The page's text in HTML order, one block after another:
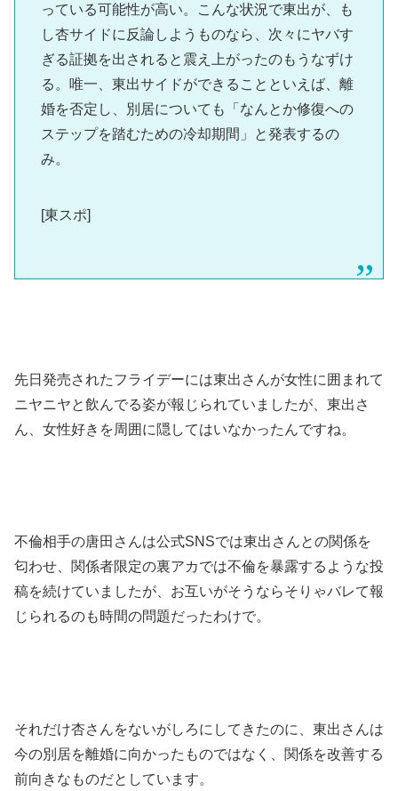
っている可能性が高い。こんな状況で東出が、も
し杏サイドに反論しようものなら、次々にヤバす
ぎる証拠を出されると震え上がったのもうなずけ
る。唯一、東出サイドができることといえば、離
婚を否定し、別居についても「なんとか修復への
ステップを踏むための冷却期間」と発表するの
み。
[東スポ]
先日発売されたフライデーには東出さんが女性に囲まれて
ニヤニヤと飲んでる姿が報じられていましたが、東出さ
ん、女性好きを周囲に隠してはいなかったんですね。
不倫相手の唐田さんは公式SNSでは東出さんとの関係を
匂わせ、関係者限定の裏アカでは不倫を暴露するような投
稿を続けていましたが、お互いがそうならそりゃバレて報
じられるのも時間の問題だったわけで。
それだけ杏さんをないがしろにしてきたのに、東出さんは
今の別居を離婚に向かったものではなく、関係を改善する
前向きなものだとしています。